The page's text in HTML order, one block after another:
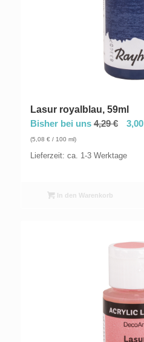
Lasur royalblau, 59ml
Bisher bei uns 4,29€ 3,00
(5,08 €/ 100 ml)
Lieferzeit: ca. 1-3 Werktage
In den Warenkorb